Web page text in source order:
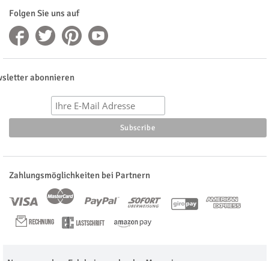
Folgen Sie uns auf
abonnieren
Zahlungsmöglichkeiten bei Partnern